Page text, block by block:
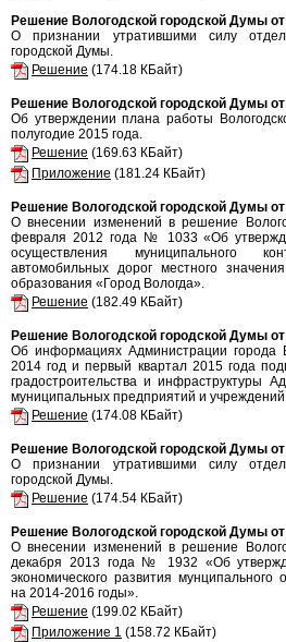
Решение Вологодской городской Думы
О признании утратившими силу
городской Думы.
Решение (174.18 КБайт)
Решение Вологодской городской Думы
Об утверждении плана работы
полугодие 2015 года.
Решение (169.63 КБайт)
Приложение (181.24 КБайт)
Решение Вологодской городской Думы
О внесении изменений в решение
февраля 2012 года № 1033 «Об
осуществления муниципального
автомобильных дорог местного
образования «Город Вологда».
Решение (182.49 КБайт)
Решение Вологодской городской Думы
Об информациях Администрации города
2014 год и первый квартал 2015 года
градостроительства и инфраструктуры
муниципальных предприятий и
Решение (174.08 КБайт)
Решение Вологодской городской Думы
О признании утратившими силу
городской Думы.
Решение (174.54 КБайт)
Решение Вологодской городской Думы
О внесении изменений в решение
декабря 2013 года № 1932 «Об
экономического развития мунципального
на 2014-2016 годы».
Решение (199.02 КБайт)
Приложение 1 (158.72 КБайт)